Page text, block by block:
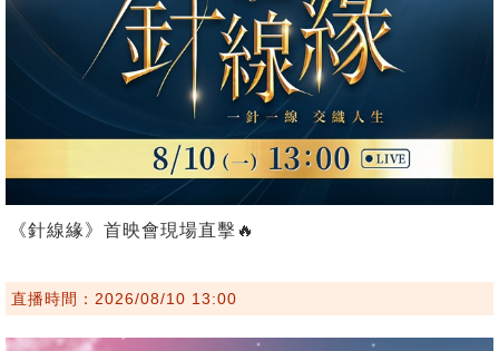
《針線緣》首映會現場直擊🔥
直播時間：2026/08/10 13:00